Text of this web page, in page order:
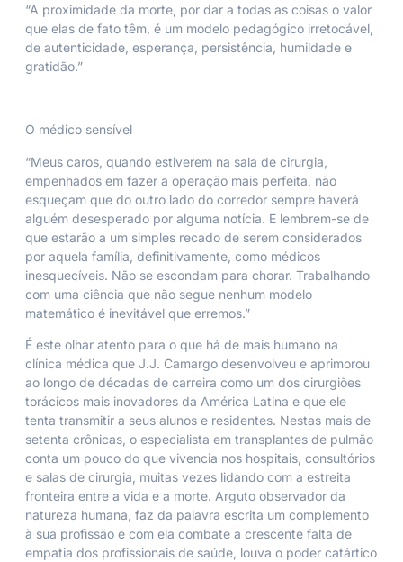
“A proximidade da morte, por dar a todas as coisas o valor
que elas de fato têm, é um modelo pedagógico irretocável,
de autenticidade, esperança, persistência, humildade e
gratidão.”
O médico sensível
“Meus caros, quando estiverem na sala de cirurgia,
empenhados em fazer a operação mais perfeita, não
esqueçam que do outro lado do corredor sempre haverá
alguém desesperado por alguma notícia. E lembrem-se de
que estarão a um simples recado de serem considerados
por aquela família, definitivamente, como médicos
inesquecíveis. Não se escondam para chorar. Trabalhando
com uma ciência que não segue nenhum modelo
matemático é inevitável que erremos.”
É este olhar atento para o que há de mais humano na
clínica médica que J.J. Camargo desenvolveu e aprimorou
ao longo de décadas de carreira como um dos cirurgiões
torácicos mais inovadores da América Latina e que ele
tenta transmitir a seus alunos e residentes. Nestas mais de
setenta crônicas, o especialista em transplantes de pulmão
conta um pouco do que vivencia nos hospitais, consultórios
e salas de cirurgia, muitas vezes lidando com a estreita
fronteira entre a vida e a morte. Arguto observador da
natureza humana, faz da palavra escrita um complemento
à sua profissão e com ela combate a crescente falta de
empatia dos profissionais de saúde, louva o poder catártico